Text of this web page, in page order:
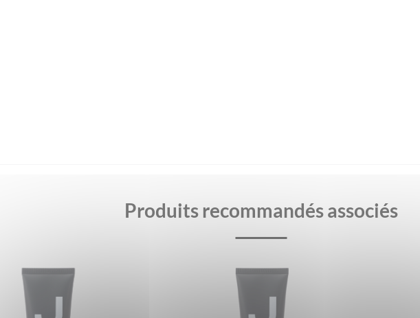
Produits recommandés associés